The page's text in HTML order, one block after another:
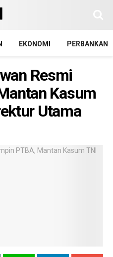
EKONOMI PERBANKAN
Resmi
Kasum
Utama